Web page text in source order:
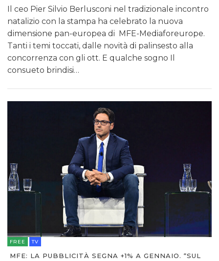
Il ceo Pier Silvio Berlusconi nel tradizionale incontro
natalizio con la stampa ha celebrato la nuova
dimensione pan-europea di MFE-Mediaforeurope.
Tanti i temi toccati, dalle novità di palinsesto alla
concorrenza con gli ott. E qualche sogno Il
consueto brindisi…
FREE TV
MFE: LA PUBBLICITÀ SEGNA +1% A GENNAIO. “SUL